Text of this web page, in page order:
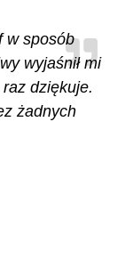
w sposób
wyjaśnił mi
dziękuje.
żadnych